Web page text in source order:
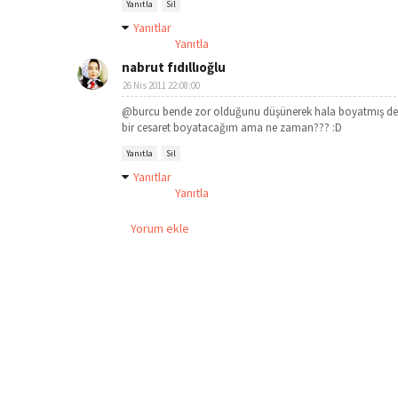
Yanıtla Sil
Yanıtlar
Yanıtla
nabrut fıdıllıoğlu
26 Nis 2011 22:08:00
@burcu bende zor olduğunu düşünerek hala boyatmış
bir cesaret boyatacağım ama ne zaman??? :D
Yanıtla Sil
Yanıtlar
Yanıtla
Yorum ekle